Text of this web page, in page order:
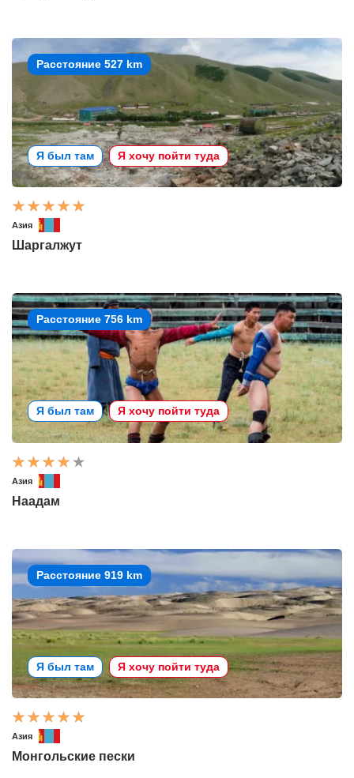
Расстояние 527 km
Я был там Я хочу пойти туда
Азия
Шаргалжут
Расстояние 756 km
Я был там Я хочу пойти туда
Азия
Наадам
Расстояние 919 km
Я был там Я хочу пойти туда
Азия
Монгольские пески